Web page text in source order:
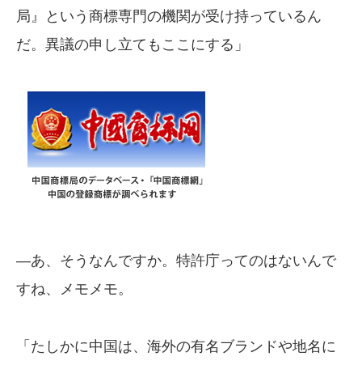
局』という商標専門の機関が受け持っているん
だ。異議の申し立てもここにする」
—あ、そうなんですか。特許庁ってのはないんで
すね、メモメモ。
「たしかに中国は、海外の有名ブランドや地名に